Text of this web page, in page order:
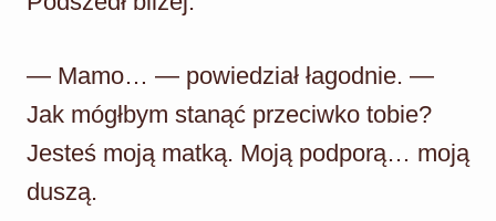
— Mamo… — powiedział łagodnie. —
Jak mógłbym stanąć przeciwko tobie?
Jesteś moją matką. Moją podporą… moją
duszą.